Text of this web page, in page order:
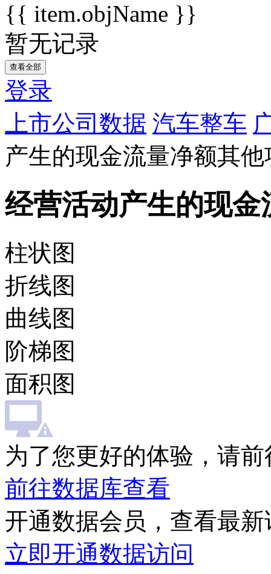
{{ item.objName }}
暂无记录
查看全部
登录
上市公司数据 汽车整车
产生的现金流量净额其他
经营活动产生的现
柱状图
折线图
曲线图
阶梯图
面积图
为了您更好的体验，请
前往数据库查看
开通数据会员，查看最
立即开通数据访问